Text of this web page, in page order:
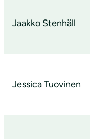
Jaakko Stenhäll
Jessica Tuovinen